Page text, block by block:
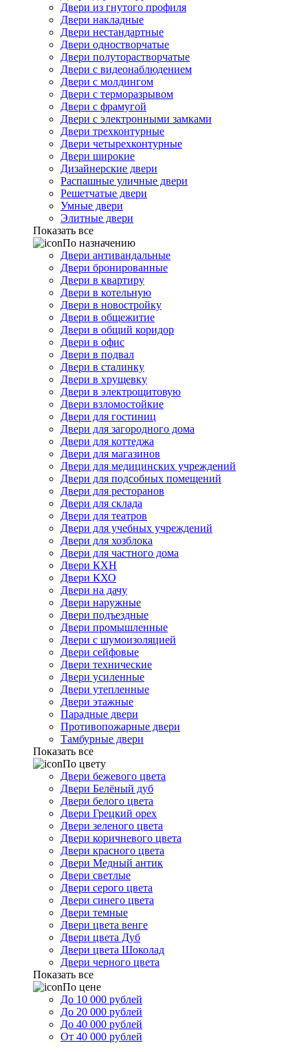
Двери из гнутого профиля
Двери накладные
Двери нестандартные
Двери одностворчатые
Двери полуторастворчатые
Двери с видеонаблюдением
Двери с молдингом
Двери с терморазрывом
Двери с фрамугой
Двери с электронными замками
Двери трехконтурные
Двери четырехконтурные
Двери широкие
Дизайнерские двери
Распашные уличные двери
Решетчатые двери
Умные двери
Элитные двери
Показать все
По назначению
Двери антивандальные
Двери бронированные
Двери в квартиру
Двери в котельную
Двери в новостройку
Двери в общежитие
Двери в общий коридор
Двери в офис
Двери в подвал
Двери в сталинку
Двери в хрущевку
Двери в электрощитовую
Двери взломостойкие
Двери для гостиниц
Двери для загородного дома
Двери для коттеджа
Двери для магазинов
Двери для медицинских учреждений
Двери для подсобных помещений
Двери для ресторанов
Двери для склада
Двери для театров
Двери для учебных учреждений
Двери для хозблока
Двери для частного дома
Двери КХН
Двери КХО
Двери на дачу
Двери наружные
Двери подъездные
Двери промышленные
Двери с шумоизоляцией
Двери сейфовые
Двери технические
Двери усиленные
Двери утепленные
Двери этажные
Парадные двери
Противопожарные двери
Тамбурные двери
Показать все
По цвету
Двери бежевого цвета
Двери Белёный дуб
Двери белого цвета
Двери Грецкий орех
Двери зеленого цвета
Двери коричневого цвета
Двери красного цвета
Двери Медный антик
Двери светлые
Двери серого цвета
Двери синего цвета
Двери темные
Двери цвета венге
Двери цвета Дуб
Двери цвета Шоколад
Двери черного цвета
Показать все
По цене
До 10 000 рублей
До 20 000 рублей
До 40 000 рублей
От 40 000 рублей